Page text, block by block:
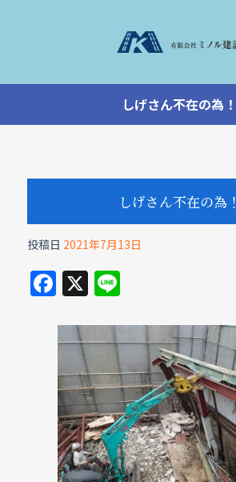
しげさん不在の為！
しげさん不在の為！
投稿日 2021年7月13日
F
a
c
e
b
o
o
k
X Li
e